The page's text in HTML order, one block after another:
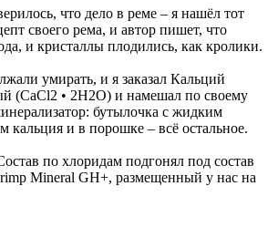
что дело в реме – я нашёл тот
своего рема, и автор пишет, что
и кристаллы плодились, как кролики.
умирать, и я заказал Кальций
(CaCl2 • 2H2O) и намешал по своему
бутылочка с жидким
кальция и в порошке – всё остальное.
по хлоридам подгонял под состав
Mineral GH+, размещенный у нас на